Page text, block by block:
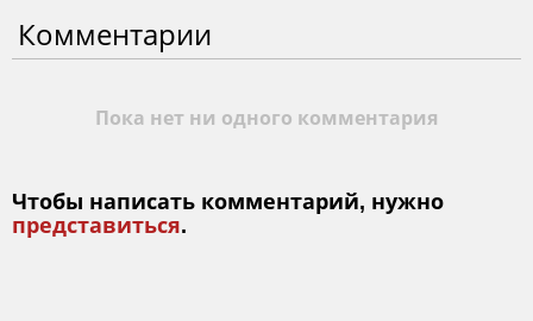
Комментарии
Пока нет ни одного комментария
Чтобы написать комментарий, нужно
представиться.